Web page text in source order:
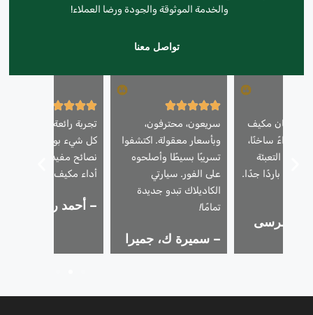
والخدمة الموثوقة والجودة ورضا العملاء!
تواصل معنا
كان مكيف
هواءً ساخنًا،
إعادة التعبئة
أصبح باردًا جدًا.
أ.، مرسى
سريعون، محترفون،
وبأسعار معقولة. اكتشفوا
تسريبًا بسيطًا وأصلحوه
على الفور. سيارتي
الكاديلاك تبدو جديدة
تمامًا!
– سميرة ك، جميرا
تجربة رائعة! شرح
كل شيء بوضوح وقدموا
نصائح مفيدة للحفاظ
أداء مكيف الهواء.
– أحمد ر.، البرشاء